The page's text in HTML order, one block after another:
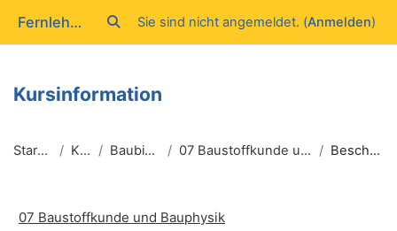
Fernlehrgang Baubiologie IBN Sucheingabe umschalten
Sie sind nicht angemeldet. (Anmelden)
Kursinformation
Startseite Kurse Baubiologie II 07 Baustoffkunde und Bauphysik Beschreibung
07 Baustoffkunde und Bauphysik